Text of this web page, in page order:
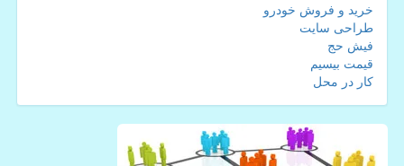
خرید و فروش خودرو
طراحی سایت
فیش حج
قیمت بیسیم
کار در محل